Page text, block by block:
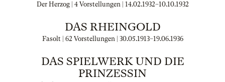
Der Herzog | 4 Vorstellungen | 14.02.1932–10.10.1932
DAS RHEINGOLD
Fasolt | 62 Vorstellungen | 30.05.1913–19.06.1936
DAS SPIELWERK UND DIE
PRINZESSIN